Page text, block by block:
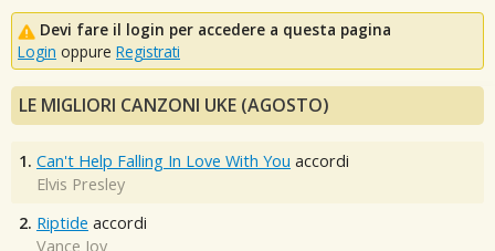
Devi fare il login per accedere a questa pagina
Login oppure Registrati
LE MIGLIORI CANZONI UKE (AGOSTO)
1. Can't Help Falling In Love With You accordi
Elvis Presley
2. Riptide accordi
Vance Joy